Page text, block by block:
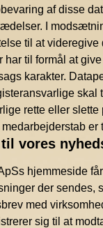
af disse
I
til at
har til formål at
karakter.
rette eller
vores
hjemmeside
der sendes,
med
sig til at